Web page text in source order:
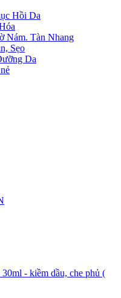
Hồi Da
Nám. Tàn Nhang
Sẹo
Da